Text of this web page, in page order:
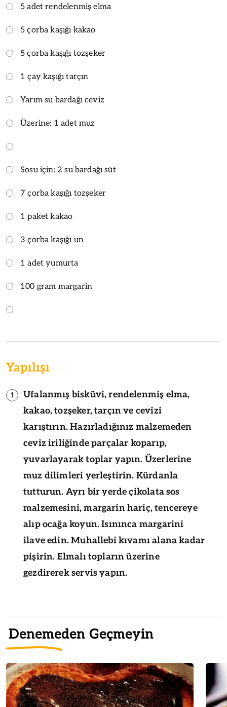
5 adet rendelenmiş elma
5 çorba kaşığı kakao
5 çorba kaşığı tozşeker
1 çay kaşığı tarçın
Yarım su bardağı ceviz
Üzerine: 1 adet muz
Sosu için: 2 su bardağı süt
7 çorba kaşığı tozşeker
1 paket kakao
3 çorba kaşığı un
1 adet yumurta
100 gram margarin
Yapılışı
1
Ufalanmış bisküvi, rendelenmiş elma,
kakao, tozşeker, tarçın ve cevizi
karıştırın. Hazırladığınız malzemeden
ceviz iriliğinde parçalar koparıp,
yuvarlayarak toplar yapın. Üzerlerine
muz dilimleri yerleştirin. Kürdanla
tutturun. Ayrı bir yerde çikolata sos
malzemesini, margarin hariç, tencereye
alıp ocağa koyun. Isınınca margarini
ilave edin. Muhallebi kıvamı alana kadar
pişirin. Elmalı topların üzerine
gezdirerek servis yapın.
Denemeden Geçmeyin